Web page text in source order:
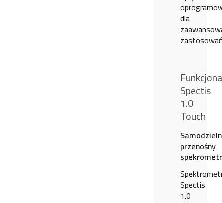
dla
Spectis
1.0
Touch
przenośny
spekrometr
Spectis
1.0